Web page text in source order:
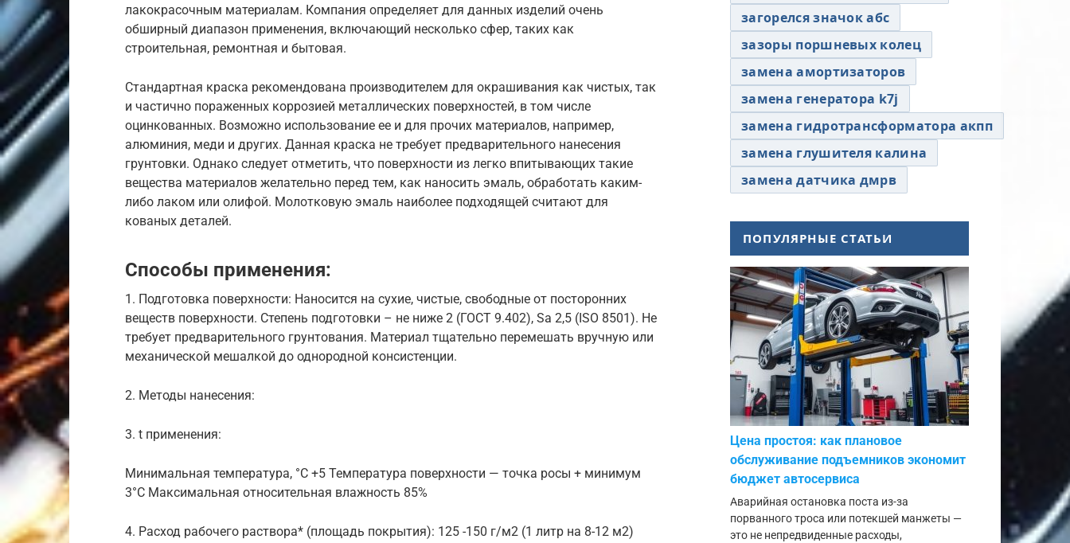
лакокрасочным материалам. Компания определяет для данных изделий очень
обширный диапазон применения, включающий несколько сфер, таких как
строительная, ремонтная и бытовая.
Стандартная краска рекомендована производителем для окрашивания как чистых, так
и частично пораженных коррозией металлических поверхностей, в том числе
оцинкованных. Возможно использование ее и для прочих материалов, например,
алюминия, меди и других. Данная краска не требует предварительного нанесения
грунтовки. Однако следует отметить, что поверхности из легко впитывающих такие
вещества материалов желательно перед тем, как наносить эмаль, обработать каким-
либо лаком или олифой. Молотковую эмаль наиболее подходящей считают для
кованых деталей.
Способы применения:
1. Подготовка поверхности: Наносится на сухие, чистые, свободные от посторонних
веществ поверхности. Степень подготовки – не ниже 2 (ГОСТ 9.402), Sa 2,5 (ISO 8501). Не
требует предварительного грунтования. Материал тщательно перемешать вручную или
механической мешалкой до однородной консистенции.
2. Методы нанесения:
3. t применения:
Минимальная температура, °С +5 Температура поверхности — точка росы + минимум
3°С Максимальная относительная влажность 85%
4. Расход рабочего раствора* (площадь покрытия): 125 -150 г/м2 (1 литр на 8-12 м2)
загорелся значок абс
зазоры поршневых колец
замена амортизаторов
замена генератора k7j
замена гидротрансформатора акпп
замена глушителя калина
замена датчика дмрв
ПОПУЛЯРНЫЕ СТАТЬИ
Цена простоя: как плановое
обслуживание подъемников экономит
бюджет автосервиса
Аварийная остановка поста из-за
порванного троса или потекшей манжеты —
это не непредвиденные расходы,